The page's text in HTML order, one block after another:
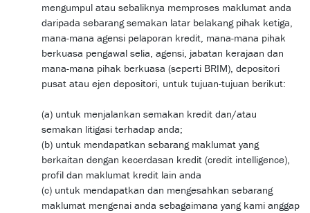
mengumpul atau sebaliknya memproses maklumat anda
daripada sebarang semakan latar belakang pihak ketiga,
mana-mana agensi pelaporan kredit, mana-mana pihak
berkuasa pengawal selia, agensi, jabatan kerajaan dan
mana-mana pihak berkuasa (seperti BRIM), depositori
pusat atau ejen depositori, untuk tujuan-tujuan berikut:
(a) untuk menjalankan semakan kredit dan/atau
semakan litigasi terhadap anda;
(b) untuk mendapatkan sebarang maklumat yang
berkaitan dengan kecerdasan kredit (credit intelligence),
profil dan maklumat kredit lain anda
(c) untuk mendapatkan dan mengesahkan sebarang
maklumat mengenai anda sebagaimana yang kami anggap